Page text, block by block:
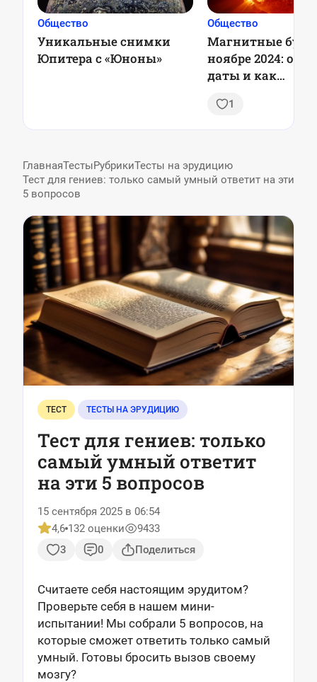
Общество
Уникальные снимки
Юпитера с «Юноны»
Общество
Магнитные бури
ноябре 2024:
даты и как
1
ГлавнаяТестыРубрикиТесты на эрудицию
Тест для гениев: только самый умный ответит на эти
5 вопросов
ТЕСТ ТЕСТЫ НА ЭРУДИЦИЮ
Тест для гениев: только
самый умный ответит
на эти 5 вопросов
15 сентября 2025 в 06:54
4,6 132 оценки
9433
3
0 Поделиться
Считаете себя настоящим эрудитом?
Проверьте себя в нашем мини-
испытании! Мы собрали 5 вопросов, на
которые сможет ответить только самый
умный. Готовы бросить вызов своему
мозгу?